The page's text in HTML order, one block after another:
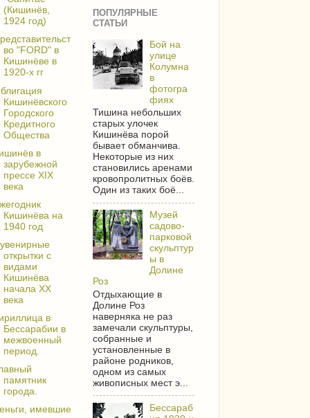
(Кишинёв,
1924 год)
во "FORD" в
Кишинёве в
1920-х гг
Кишинёвского
Городского
Кредитного
Общества
в
зарубежной
прессе XIX
века
Кишинёва на
1940 год
открытки с
видами
Кишинёва
начала XX
века
в
Бессарабии в
межвоенный
период.
памятник
города.
имевшие
ПОПУЛЯРНЫЕ
СТАТЬИ
Бой на
улице
Колумна
в
фотогра
фиях
Тишина небольших
старых улочек
Кишинёва порой
бывает обманчива.
Некоторые из них
становились аренами
кровопролитных боёв.
Один из таких боё...
Музей
садово-
парковой
скульптур
ы в
Долине
Роз
Отдыхающие в
Долине Роз
наверняка не раз
замечали скульптуры,
собранные и
установленные в
районе родников,
одном из самых
живописных мест э...
Бессараб